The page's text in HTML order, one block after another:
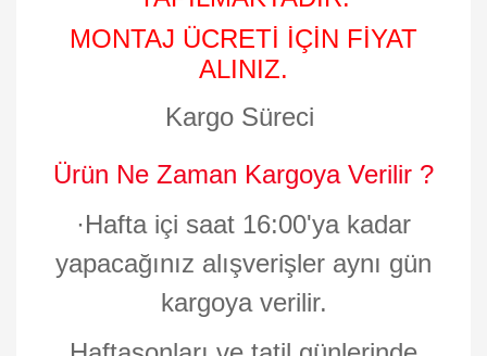
MONTAJ ÜCRETİ İÇİN FİYAT
ALINIZ.
Kargo Süreci
Ürün Ne Zaman Kargoya Verilir ?
·Hafta içi saat 16:00'ya kadar
yapacağınız alışverişler aynı gün
kargoya verilir.